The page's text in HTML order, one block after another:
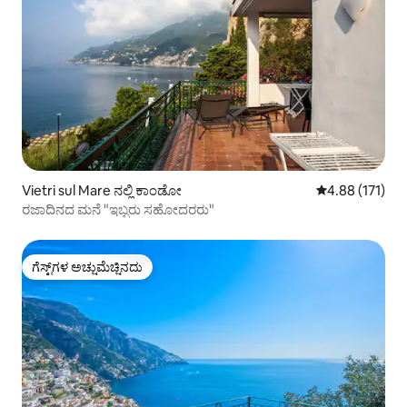
Vietri sul Mare ನಲ್ಲಿ ಕಾಂಡೋ 5 ರಲ್ಲಿ 4.88
4.88 (171)
ರಜಾದಿನದ ಮನೆ "ಇಬ್ಬರು ಸಹೋದರರು"
ಗೆಸ್ಟ್‌ಗಳ ಅಚ್ಚುಮೆಚ್ಚಿನದು
ಗೆಸ್ಟ್‌ಗಳ ಅಚ್ಚುಮೆಚ್ಚಿನದು